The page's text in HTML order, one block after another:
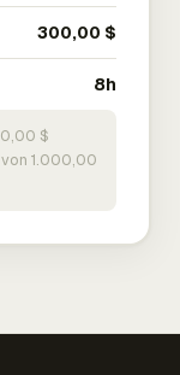
300,00 $
8h
$
1.000,00